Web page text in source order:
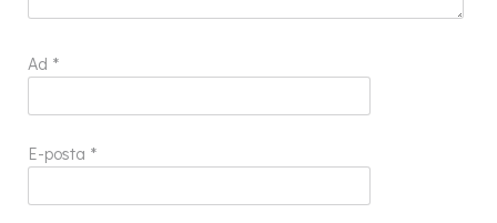
Ad *
E-posta *